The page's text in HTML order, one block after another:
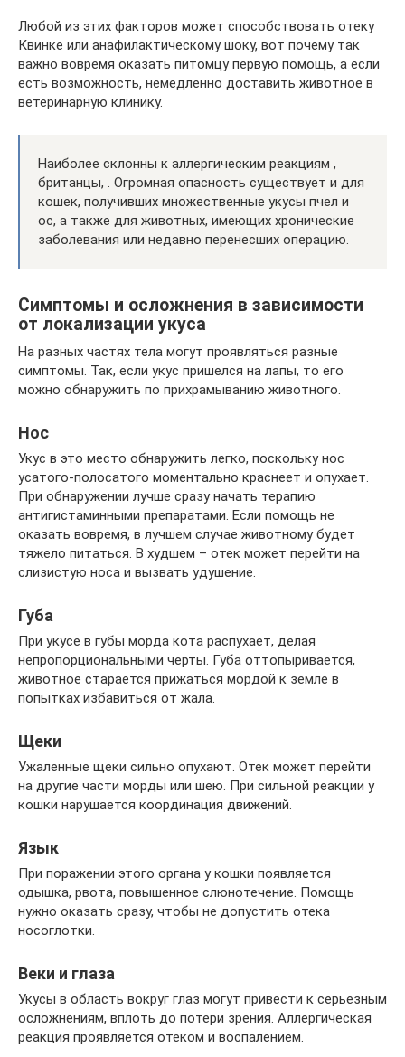
Любой из этих факторов может способствовать отеку
Квинке или анафилактическому шоку, вот почему так
важно вовремя оказать питомцу первую помощь, а если
есть возможность, немедленно доставить животное в
ветеринарную клинику.
Наиболее склонны к аллергическим реакциям ,
британцы, . Огромная опасность существует и для
кошек, получивших множественные укусы пчел и
ос, а также для животных, имеющих хронические
заболевания или недавно перенесших операцию.
Симптомы и осложнения в зависимости
от локализации укуса
На разных частях тела могут проявляться разные
симптомы. Так, если укус пришелся на лапы, то его
можно обнаружить по прихрамыванию животного.
Нос
Укус в это место обнаружить легко, поскольку нос
усатого-полосатого моментально краснеет и опухает.
При обнаружении лучше сразу начать терапию
антигистаминными препаратами. Если помощь не
оказать вовремя, в лучшем случае животному будет
тяжело питаться. В худшем – отек может перейти на
слизистую носа и вызвать удушение.
Губа
При укусе в губы морда кота распухает, делая
непропорциональными черты. Губа оттопыривается,
животное старается прижаться мордой к земле в
попытках избавиться от жала.
Щеки
Ужаленные щеки сильно опухают. Отек может перейти
на другие части морды или шею. При сильной реакции у
кошки нарушается координация движений.
Язык
При поражении этого органа у кошки появляется
одышка, рвота, повышенное слюнотечение. Помощь
нужно оказать сразу, чтобы не допустить отека
носоглотки.
Веки и глаза
Укусы в область вокруг глаз могут привести к серьезным
осложнениям, вплоть до потери зрения. Аллергическая
реакция проявляется отеком и воспалением.